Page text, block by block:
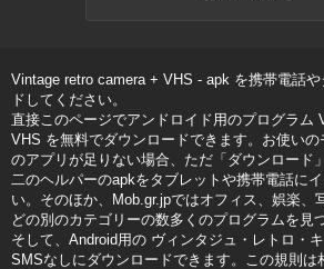
Vintage retro camera + VHS - apk を携帯電話
ドしてください。
直接このページでアンドロイド用のプログラム
VHS を無料でダウンロードできます。お使いの
のアプリが足りない場合、ただ「ダウンロード
二のヘルパーのapkをタブレットや携帯電話に
い。そのほか、Mob.gr.jpではオフィス、娯楽、
どの別のカテゴリーの数多くのプログラムを見
そして、Android用の ヴィンタジュ・レトロ・
SMSなしにダウンロードできます。この規則は